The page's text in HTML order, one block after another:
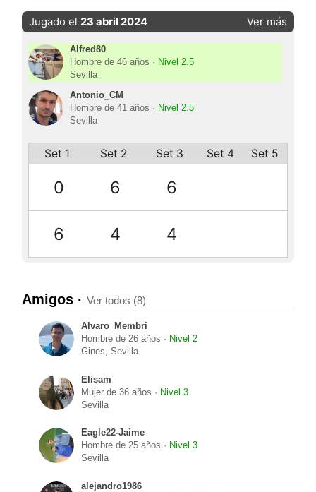
Jugado el 23 abril 2024 Ver más
Alfred80
Hombre de 46 años · Nivel 2.5
Sevilla
Antonio_CM
Hombre de 41 años · Nivel 2.5
Sevilla
Set 1 Set 2 Set 3 Set 4 Set 5
0 6 6
6 4 4
Amigos ·Ver todos (8)
Alvaro_Membri
Hombre de 26 años · Nivel 2
Gines, Sevilla
Elisam
Mujer de 36 años · Nivel 3
Sevilla
Eagle22-Jaime
Hombre de 25 años · Nivel 3
Sevilla
alejandro1986